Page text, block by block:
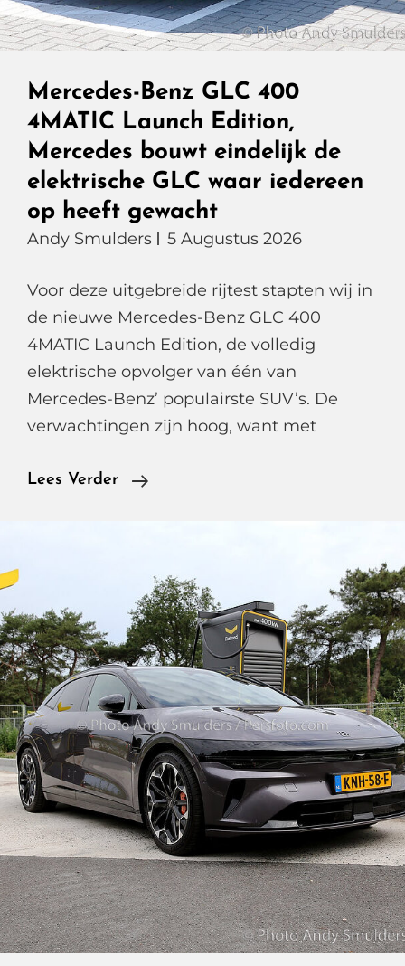
Mercedes-Benz GLC 400
4MATIC Launch Edition,
Mercedes bouwt eindelijk de
elektrische GLC waar iedereen
op heeft gewacht
Andy Smulders 5 Augustus 2026
Voor deze uitgebreide rijtest stapten wij in
de nieuwe Mercedes-Benz GLC 400
4MATIC Launch Edition, de volledig
elektrische opvolger van één van
Mercedes-Benz’ populairste SUV’s. De
verwachtingen zijn hoog, want met
Lees Verder
Mercedes-
4MATIC
Launch
Edition,
Mercedes
Bouwt
Eindelijk
De
Elektrische
GLC
Waar
Iedereen
Op
Heeft
Gewacht